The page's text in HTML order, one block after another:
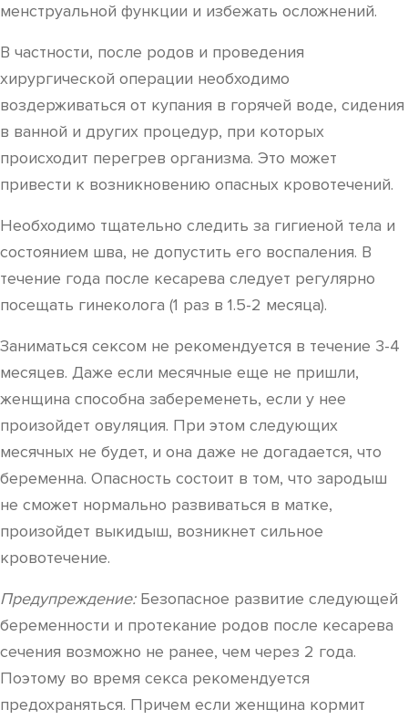
менструальной функции и избежать осложнений.
В частности, после родов и проведения
хирургической операции необходимо
воздерживаться от купания в горячей воде, сидения
в ванной и других процедур, при которых
происходит перегрев организма. Это может
привести к возникновению опасных кровотечений.
Необходимо тщательно следить за гигиеной тела и
состоянием шва, не допустить его воспаления. В
течение года после кесарева следует регулярно
посещать гинеколога (1 раз в 1.5-2 месяца).
Заниматься сексом не рекомендуется в течение 3-4
месяцев. Даже если месячные еще не пришли,
женщина способна забеременеть, если у нее
произойдет овуляция. При этом следующих
месячных не будет, и она даже не догадается, что
беременна. Опасность состоит в том, что зародыш
не сможет нормально развиваться в матке,
произойдет выкидыш, возникнет сильное
кровотечение.
Предупреждение:Безопасное развитие следующей
беременности и протекание родов после кесарева
сечения возможно не ранее, чем через 2 года.
Поэтому во время секса рекомендуется
предохраняться. Причем если женщина кормит